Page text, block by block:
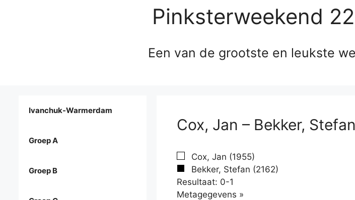
Pinksterweekend
Een van de grootste en leukste
Cox, Jan – Bekker, Stefan
Cox, Jan (1955)
Bekker, Stefan (2162)
Resultaat: 0-1
Metagegevens »
Ivanchuk-Warmerdam
Groep A
Groep B